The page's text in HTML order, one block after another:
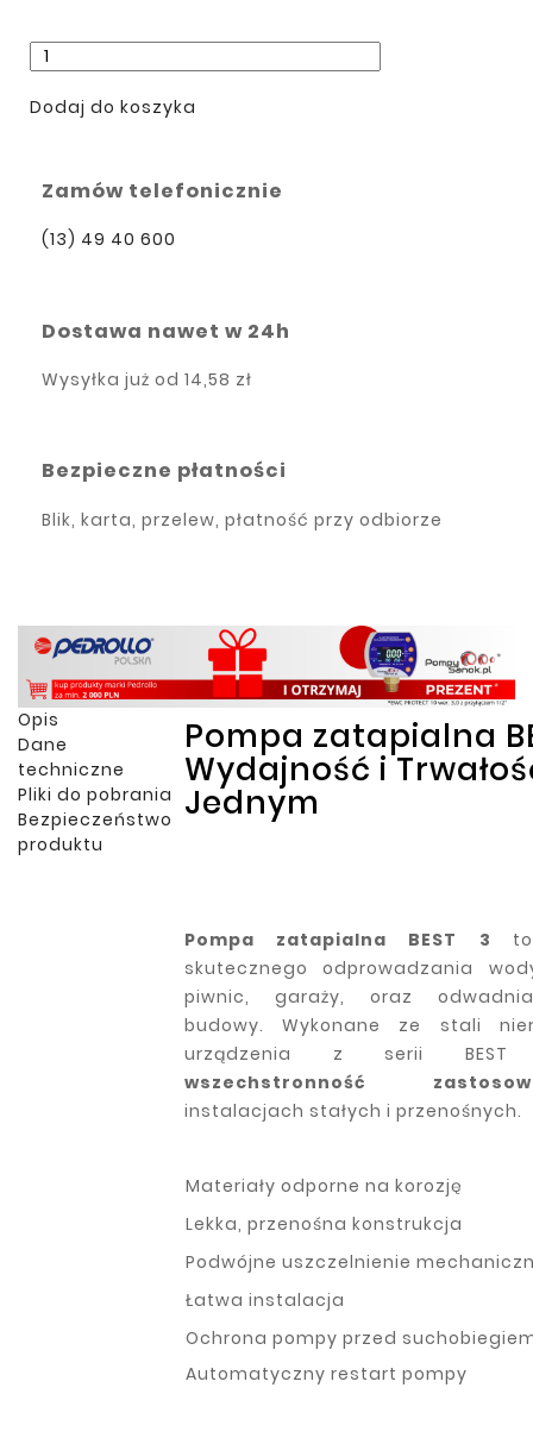
Dodaj do koszyka
Zamów telefonicznie
(13) 49 40 600
Dostawa nawet w 24h
Wysyłka już od 14,58 zł
Bezpieczne płatności
Blik, karta, przelew, płatność przy odbiorze
Opis
Dane
techniczne
Pliki do pobrania
Bezpieczeństwo
produktu
Pompa zatapialna
Wydajność i
Jednym
Pompa zatapialna BEST 3 to
skutecznego odprowadzania
piwnic, garaży, oraz
budowy. Wykonane ze stali
urządzenia z serii BEST
wszechstronność
instalacjach stałych i przenośnych.
Materiały odporne na korozję
Lekka, przenośna konstrukcja
Podwójne uszczelnienie
Łatwa instalacja
Ochrona pompy przed
Automatyczny restart pompy